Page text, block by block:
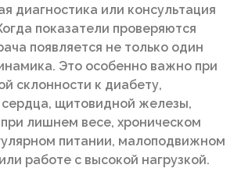
диагностика или консультация
показатели проверяются
появляется не только один
Это особенно важно при
склонности к диабету,
щитовидной железы,
при лишнем весе, хроническом
питании, малоподвижном
работе с высокой нагрузкой.